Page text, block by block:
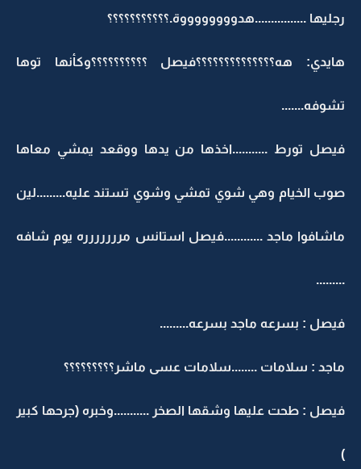
رجليها ................هدووووووووة.؟؟؟؟؟؟؟؟؟؟؟
هايدي: هه؟؟؟؟؟؟؟؟؟؟؟؟؟؟فيصل ؟؟؟؟؟؟؟؟؟؟وكأنها توها
تشوفه.......
فيصل تورط ...........اخذها من يدها ووقعد يمشي معاها
صوب الخيام وهي شوي تمشي وشوي تستند عليه.........لين
ماشافوا ماجد ............فيصل استانس مررررررره يوم شافه
.........
فيصل : بسرعه ماجد بسرعه.........
ماجد : سلامات ........سلامات عسى ماشر؟؟؟؟؟؟؟؟؟
فيصل : طحت عليها وشقها الصخر ...........وخبره (جرحها كبير
)